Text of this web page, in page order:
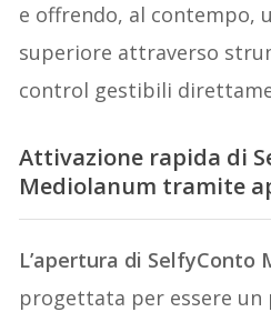
e offrendo, al contempo,
superiore attraverso
control gestibili
Attivazione rapida di
Mediolanum tramite
L’apertura di SelfyConto
progettata per essere un